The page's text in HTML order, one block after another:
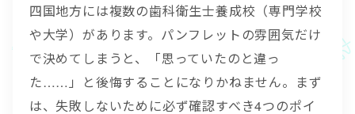
四国地方には複数の歯科衛生士養成校（専門学校
や大学）があります。パンフレットの雰囲気だけ
で決めてしまうと、「思っていたのと違っ
た……」と後悔することになりかねません。まず
は、失敗しないために必ず確認すべき4つのポイ